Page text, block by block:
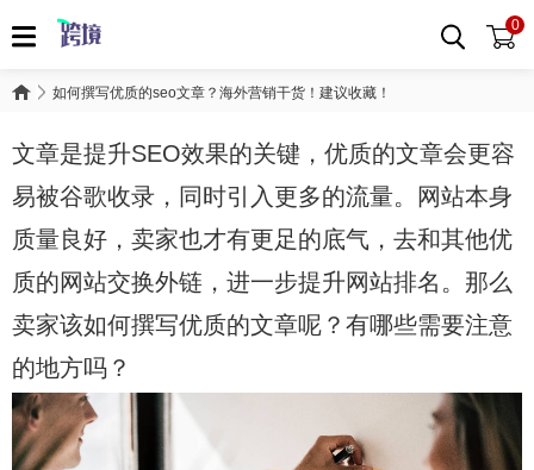
0
如何撰写优质的seo文章？海外营销干货！建议收藏！
文章是提升SEO效果的关键，优质的文章会更容
易被谷歌收录，同时引入更多的流量。网站本身
质量良好，卖家也才有更足的底气，去和其他优
质的网站交换外链，进一步提升网站排名。那么
卖家该如何撰写优质的文章呢？有哪些需要注意
的地方吗？